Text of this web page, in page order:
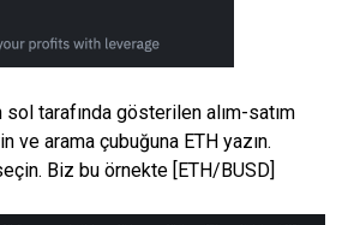
tarafında gösterilen alım-satım
ve arama çubuğuna ETH yazın.
Biz bu örnekte [ETH/BUSD]